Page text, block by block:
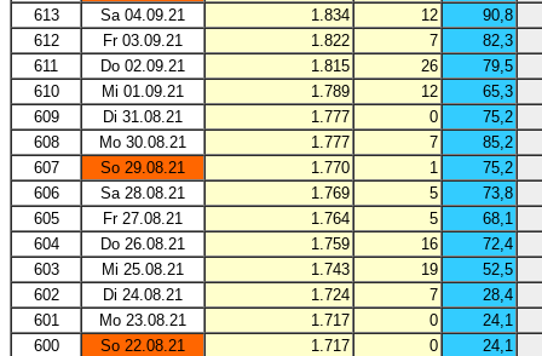
613
Sa 04.09.21 1.834 12
90,8
612
Fr 03.09.21 1.822 7
82,3
611
Do 02.09.21 1.815 26
79,5
610
Mi 01.09.21 1.789 12
65,3
609
Di 31.08.21 1.777 0
75,2
608
Mo 30.08.21 1.777 7
85,2
607
So 29.08.21 1.770 1
75,2
606
Sa 28.08.21 1.769 5
73,8
605
Fr 27.08.21 1.764 5
68,1
604
Do 26.08.21 1.759 16
72,4
603
Mi 25.08.21 1.743 19
52,5
602
Di 24.08.21 1.724 7
28,4
601
Mo 23.08.21 1.717 0
24,1
600
So 22.08.21 1.717 0
24,1